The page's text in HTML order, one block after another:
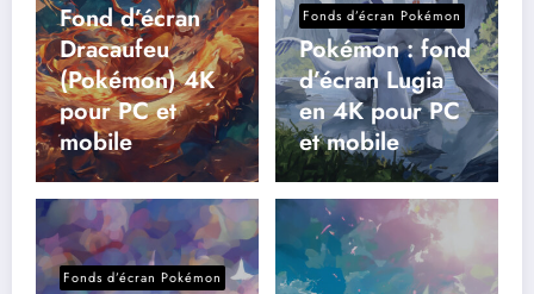
Fond d’écran
Dracaufeu
(Pokémon) 4K
pour PC et
mobile
Fonds d’écran Pokémon
Pokémon : fond
d’écran Lugia
en 4K pour PC
et mobile
Fonds d’écran Pokémon